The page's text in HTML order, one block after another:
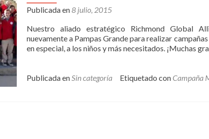
Publicada en8 julio, 2015
Nuestro aliado estratégico Richmond Global
nuevamente a Pampas Grande para realizar
en especial, a los niños y más necesitados. ¡Muchas
Publicada enSin categoría Etiquetado con Campaña